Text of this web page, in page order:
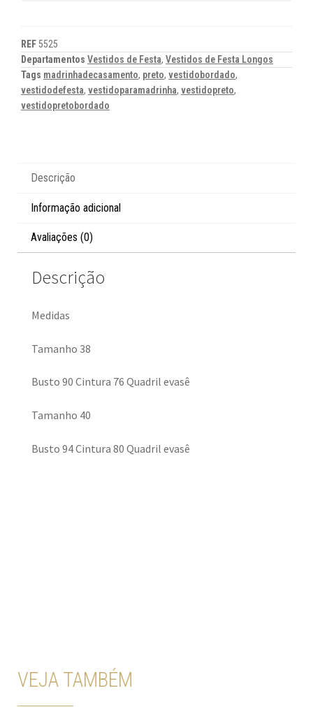
REF5525
Departamentos Vestidos de Festa, Vestidos de Festa Longos
Tags madrinhadecasamento, preto, vestidobordado,
vestidodefesta, vestidoparamadrinha, vestidopreto,
vestidopretobordado
Descrição
Informação adicional
Avaliações (0)
Descrição
Medidas
Tamanho 38
Busto 90 Cintura 76 Quadril evasê
Tamanho 40
Busto 94 Cintura 80 Quadril evasê
VEJA TAMBÉM